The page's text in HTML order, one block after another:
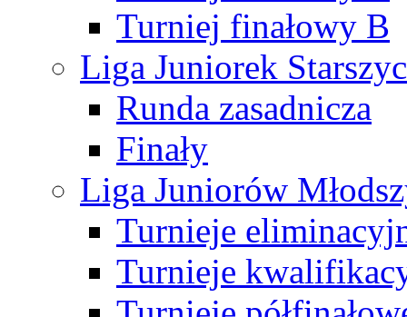
Turniej finałowy B
Liga Juniorek
Runda zasadnicza
Finały
Liga Juniorów
Turnieje
Turnieje